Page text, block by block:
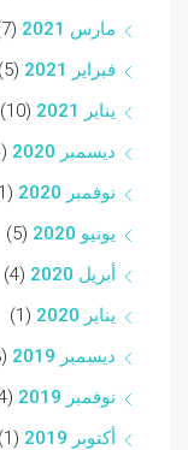
مارس 2021
(7)
فبراير 2021
(5)
يناير 2021
(10)
ديسمبر 2020
(11)
نوفمبر 2020
(11)
يونيو 2020
(5)
أبريل 2020
(4)
يناير 2020
(1)
ديسمبر 2019
(3)
نوفمبر 2019
(4)
أكتوبر 2019
(1)